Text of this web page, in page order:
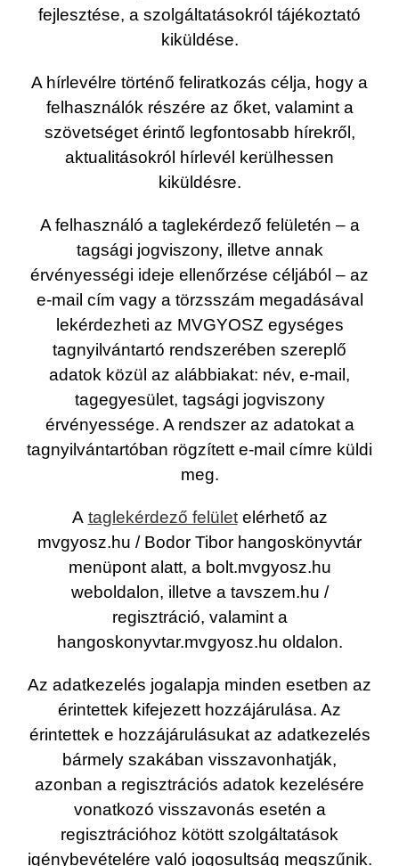
fejlesztése, a szolgáltatásokról tájékoztató
kiküldése.
A hírlevélre történő feliratkozás célja, hogy a
felhasználók részére az őket, valamint a
szövetséget érintő legfontosabb hírekről,
aktualitásokról hírlevél kerülhessen
kiküldésre.
A felhasználó a taglekérdező felületén – a
tagsági jogviszony, illetve annak
érvényességi ideje ellenőrzése céljából – az
e-mail cím vagy a törzsszám megadásával
lekérdezheti az MVGYOSZ egységes
tagnyilvántartó rendszerében szereplő
adatok közül az alábbiakat: név, e-mail,
tagegyesület, tagsági jogviszony
érvényessége. A rendszer az adatokat a
tagnyilvántartóban rögzített e-mail címre küldi
meg.
A taglekérdező felületelérhető az
mvgyosz.hu / Bodor Tibor hangoskönyvtár
menüpont alatt, a bolt.mvgyosz.hu
weboldalon, illetve a tavszem.hu /
regisztráció, valamint a
hangoskonyvtar.mvgyosz.hu oldalon.
Az adatkezelés jogalapja minden esetben az
érintettek kifejezett hozzájárulása. Az
érintettek e hozzájárulásukat az adatkezelés
bármely szakában visszavonhatják,
azonban a regisztrációs adatok kezelésére
vonatkozó visszavonás esetén a
regisztrációhoz kötött szolgáltatások
igénybevételére való jogosultság megszűnik.